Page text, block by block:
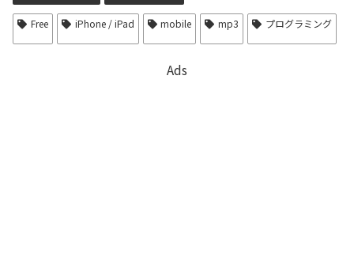
Free iPhone / iPad mobile mp3 プログラミング
Ads